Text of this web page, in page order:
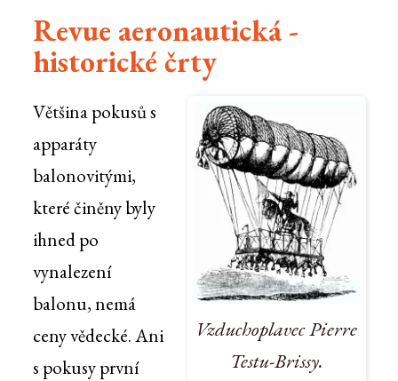
Revue aeronautická -
historické črty
Vzduchoplavec Pierre
Testu-Brissy.
Většina pokusů s
apparáty
balonovitými,
které činěny byly
ihned po
vynalezení
balonu, nemá
ceny vědecké. Ani
s pokusy první